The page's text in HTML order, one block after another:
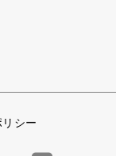
シー